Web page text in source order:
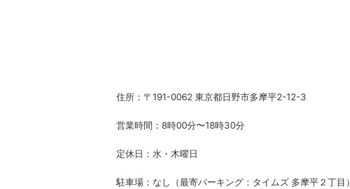
住所：〒191-0062 東京都日野市多摩平2-12-3
営業時間：8時00分〜18時30分
定休日：水・木曜日
駐車場：なし（最寄パーキング：タイムズ 多摩平２丁目）